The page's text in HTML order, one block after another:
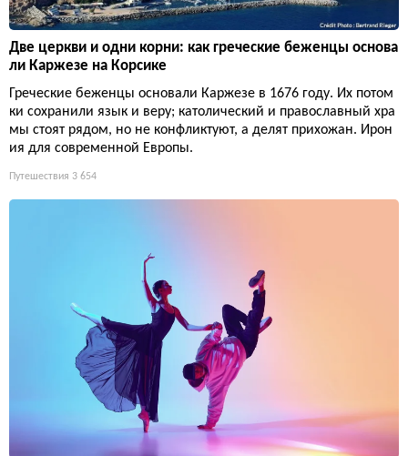
Две церкви и одни корни: как греческие беженцы основа
ли Каржезе на Корсике
Греческие беженцы основали Каржезе в 1676 году. Их потом
ки сохранили язык и веру; католический и православный хра
мы стоят рядом, но не конфликтуют, а делят прихожан. Ирон
ия для современной Европы.
Путешествия 3 654